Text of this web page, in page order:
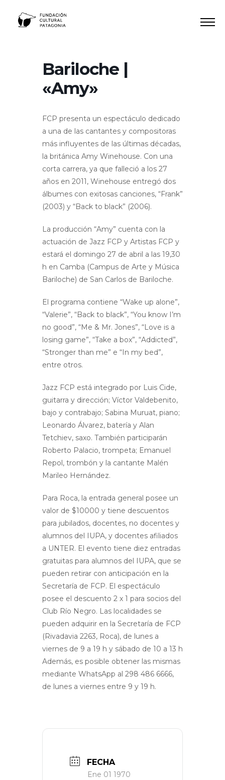
Bariloche |
«Amy»
FCP presenta un espectáculo dedicado
a una de las cantantes y compositoras
más influyentes de las últimas décadas,
la británica Amy Winehouse. Con una
corta carrera, ya que falleció a los 27
años en 2011, Winehouse entregó dos
álbumes con exitosas canciones, “Frank”
(2003) y “Back to black” (2006).
La producción “Amy” cuenta con la
actuación de Jazz FCP y Artistas FCP y
estará el domingo 27 de abril a las 19,30
h en Camba (Campus de Arte y Música
Bariloche) de San Carlos de Bariloche.
El programa contiene “Wake up alone”,
“Valerie”, “Back to black”, “You know I’m
no good”, “Me & Mr. Jones”, “Love is a
losing game”, “Take a box”, “Addicted”,
“Stronger than me” e “In my bed”,
entre otros.
Jazz FCP está integrado por Luis Cide,
guitarra y dirección; Víctor Valdebenito,
bajo y contrabajo; Sabina Muruat, piano;
Leonardo Álvarez, batería y Alan
Tetchiev, saxo. También participarán
Roberto Palacio, trompeta; Emanuel
Repol, trombón y la cantante Malén
Marileo Hernández.
Para Roca, la entrada general posee un
valor de $10000 y tiene descuentos
para jubilados, docentes, no docentes y
alumnos del IUPA, y docentes afiliados
a UNTER. El evento tiene diez entradas
gratuitas para alumnos del IUPA, que se
pueden retirar con anticipación en la
Secretaría de FCP. El espectáculo
posee el descuento 2 x 1 para socios del
Club Río Negro. Las localidades se
pueden adquirir en la Secretaría de FCP
(Rivadavia 2263, Roca), de lunes a
viernes de 9 a 19 h y sábado de 10 a 13 h
Además, es posible obtener las mismas
mediante WhatsApp al 298 486 6666,
de lunes a viernes entre 9 y 19 h.
FECHA
Ene 01 1970